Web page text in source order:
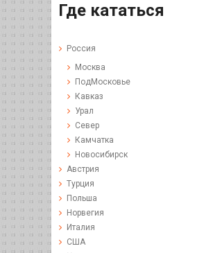
Где кататься
Россия
Москва
ПодМосковье
Кавказ
Урал
Север
Камчатка
Новосибирск
Австрия
Турция
Польша
Норвегия
Италия
США